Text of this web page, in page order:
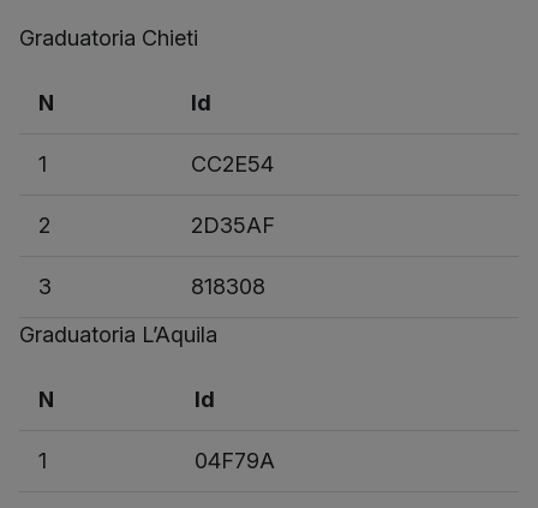
Graduatoria Chieti
N Id
1 CC2E54
2 2D35AF
3
818308
Graduatoria L’Aquila
N Id
1 04F79A